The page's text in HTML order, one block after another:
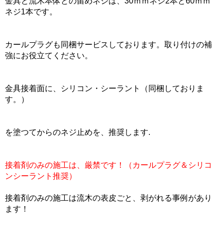
ネジ1本です。
カールプラグも同梱サービスしております。取り付けの補
強にお役立てください。
金具接着面に、シリコン・シーラント（同梱しておりま
す。）
を塗つてからのネジ止めを、推奨します.
接着剤のみの施工は、厳禁です！（カールプラグ＆シリコ
ンシーラント推奨）
接着剤のみの施工は流木の表皮ごと、剥がれる事例があり
ます！